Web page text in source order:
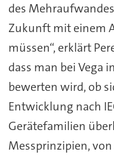
des
Zukunft mit einem
müssen“, erklärt
dass man bei Vega
bewerten wird, ob
Entwicklung nach
Gerätefamilien
Messprinzipien,